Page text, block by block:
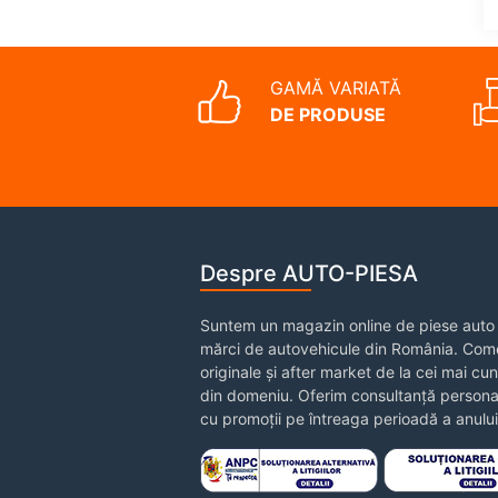
GAMĂ VARIATĂ
DE PRODUSE
Despre AUTO-PIESA
Suntem un magazin online de piese
mărci de autovehicule din România.
originale și after market de la cei mai
din domeniu. Oferim consultanță
cu promoții pe întreaga perioadă a